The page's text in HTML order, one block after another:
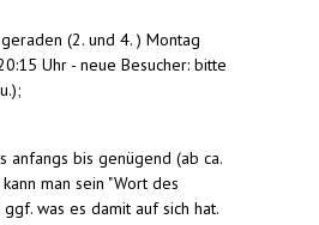
(2. und 4. ) Montag
Uhr - neue Besucher: bitte
anfangs bis genügend (ab ca.
man sein "Wort des
ggf. was es damit auf sich hat.